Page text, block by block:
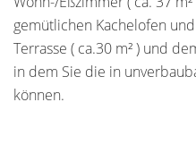
gemütlichen Kachelofen
Terrasse ( ca.30 m² ) und
in dem Sie die in
können.